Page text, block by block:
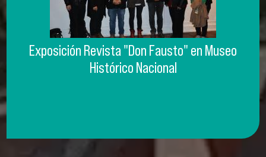
Exposición Revista "Don Fausto" en Museo
Histórico Nacional